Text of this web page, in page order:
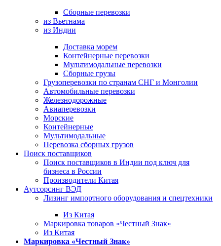
Сборные перевозки
из Вьетнама
из Индии
Доставка морем
Контейнерные перевозки
Мультимодальные перевозки
Сборные грузы
Грузоперевозки по странам СНГ и Монголии
Автомобильные перевозки
Железнодорожные
Авиаперевозки
Морские
Контейнерные
Мультимодальные
Перевозка сборных грузов
Поиск поставщиков
Поиск поставщиков в Индии под ключ для
бизнеса в России
Производители Китая
Аутсорсинг ВЭД
Лизинг импортного оборудования и спецтехники
Из Китая
Маркировка товаров «Честный Знак»
Из Китая
Маркировка «Честный Знак»